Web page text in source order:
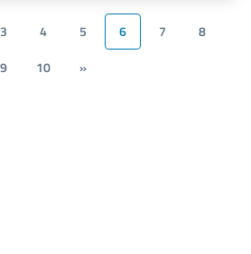
3 4 5 6 7
8
9
10 »